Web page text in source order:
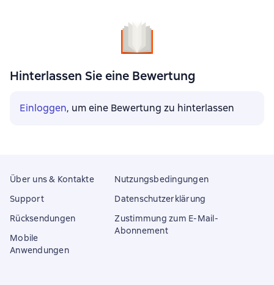
Hinterlassen Sie eine Bewertung
Einloggen, um eine Bewertung zu hinterlassen
Über uns & Kontakte
Support
Rücksendungen
Mobile
Anwendungen
Nutzungsbedingungen
Datenschutzerklärung
Zustimmung zum E-Mail-
Abonnement